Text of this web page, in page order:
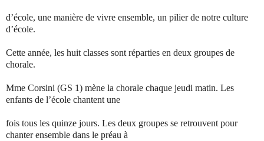
d’école, une manière de vivre ensemble, un pilier de notre culture
d’école.
Cette année, les huit classes sont réparties en deux groupes de
chorale.
Mme Corsini (GS 1) mène la chorale chaque jeudi matin. Les
enfants de l’école chantent une
fois tous les quinze jours. Les deux groupes se retrouvent pour
chanter ensemble dans le préau à